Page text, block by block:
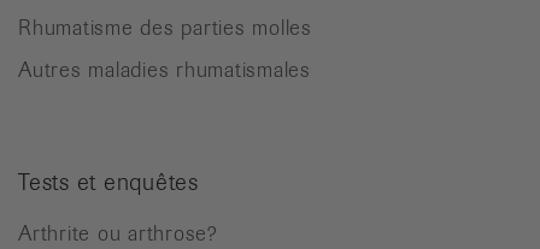
Rhumatisme des parties molles
Autres maladies rhumatismales
Tests et enquêtes
Arthrite ou arthrose?